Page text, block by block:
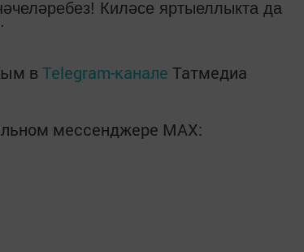
Ки­лә­се яр­ты­ел­лык­та да
в Telegram-канале Татмедиа
мессенджере MАХ: